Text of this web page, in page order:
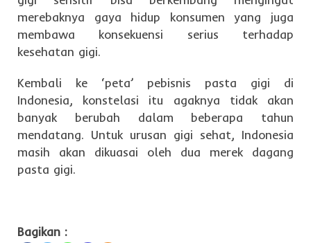
merebaknya gaya hidup konsumen yang juga
membawa konsekuensi serius terhadap
kesehatan gigi.
Kembali ke ‘peta’ pebisnis pasta gigi di
Indonesia, konstelasi itu agaknya tidak akan
banyak berubah dalam beberapa tahun
mendatang. Untuk urusan gigi sehat, Indonesia
masih akan dikuasai oleh dua merek dagang
pasta gigi.
Bagikan :